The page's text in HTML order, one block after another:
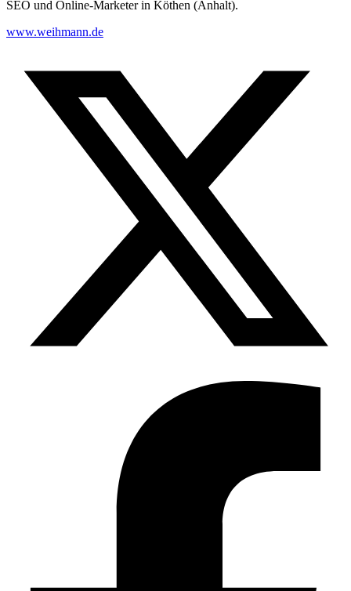
SEO und Online-Marketer in Köthen (Anhalt).
www.weihmann.de